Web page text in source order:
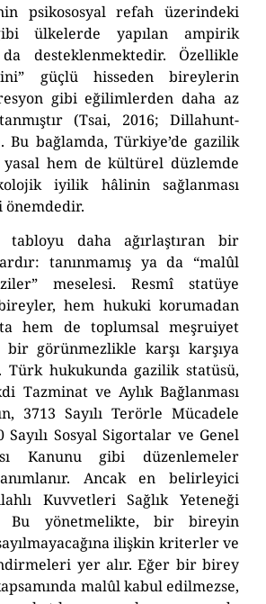
psikososyal refah üzerindeki
ülkelerde yapılan ampirik
desteklenmektedir. Özellikle
güçlü hisseden bireylerin
gibi eğilimlerden daha az
(Tsai, 2016; Dillahunt-
Bu bağlamda, Türkiye’de gazilik
hem de kültürel düzlemde
iyilik hâlinin sağlanması
önemdedir.
tabloyu daha ağırlaştıran bir
tanınmamış ya da “malûl
meselesi. Resmî statüye
hem hukuki korumadan
hem de toplumsal meşruiyet
bir görünmezlikle karşı karşıya
Türk hukukunda gazilik statüsü,
Tazminat ve Aylık Bağlanması
3713 Sayılı Terörle Mücadele
Sayılı Sosyal Sigortalar ve Genel
Kanunu gibi düzenlemeler
Ancak en belirleyici
Kuvvetleri Sağlık Yeteneği
Bu yönetmelikte, bir bireyin
ilişkin kriterler ve
yer alır. Eğer bir birey
malûl kabul edilmezse,